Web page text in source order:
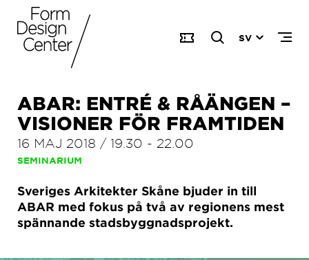
SV
ABAR: ENTRÉ & RÅÄNGEN –
VISIONER FÖR FRAMTIDEN
16 MAJ 2018 / 19.30 - 22.00
SEMINARIUM
Sveriges Arkitekter Skåne bjuder in till
ABAR med fokus på två av regionens mest
spännande stadsbyggnadsprojekt.